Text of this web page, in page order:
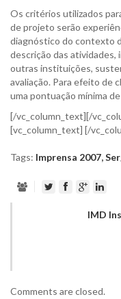
Os critérios utilizados
de projeto serão
diagnóstico do contexto
descrição das atividades,
outras instituições,
avaliação. Para efeito de
uma pontuação mínima
[/vc_column_text][/
[vc_column_text] [/
Tags: Imprensa 2007,
IMD
Comments are closed.